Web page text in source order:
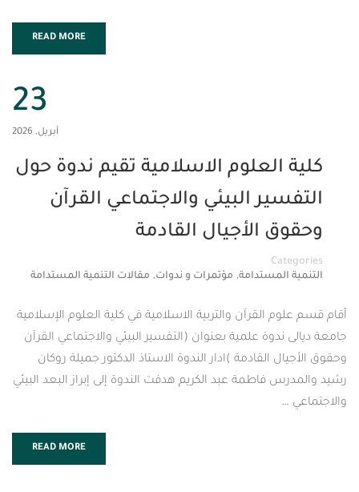
العلوم الاسلامية تقيم ندوة حول
البيئي والاجتماعي القرآن
الأجيال القادمة
,مؤتمرات و ندوات,مقالات التنمية المستدامة
القرآن والتربية الاسلامية في كلية العلوم الإسلامية
علمية بعنوان (التفسير البيئي والاجتماعي القرآن
القادمة )ادار الندوة الاستاذ الدكتور جميلة روكان
فاطمة عبد الكريم هدفت الندوة إلى إبراز البعد البيئي